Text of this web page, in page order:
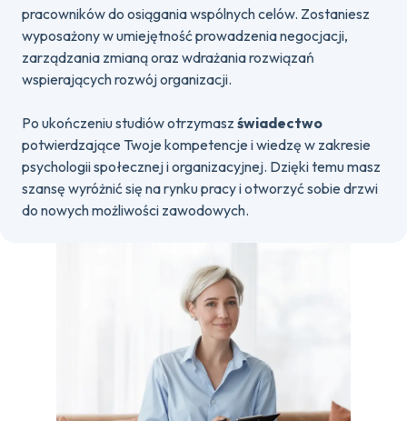
pracowników do osiągania wspólnych celów. Zostaniesz
wyposażony w umiejętność prowadzenia negocjacji,
zarządzania zmianą oraz wdrażania rozwiązań
wspierających rozwój organizacji.
Po ukończeniu studiów otrzymasz świadectwo
potwierdzające Twoje kompetencje i wiedzę w zakresie
psychologii społecznej i organizacyjnej. Dzięki temu masz
szansę wyróżnić się na rynku pracy i otworzyć sobie drzwi
do nowych możliwości zawodowych.